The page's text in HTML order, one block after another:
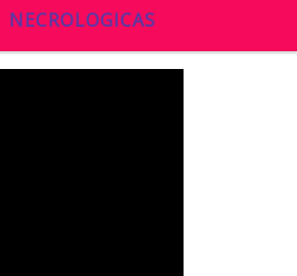
NECROLOGICAS